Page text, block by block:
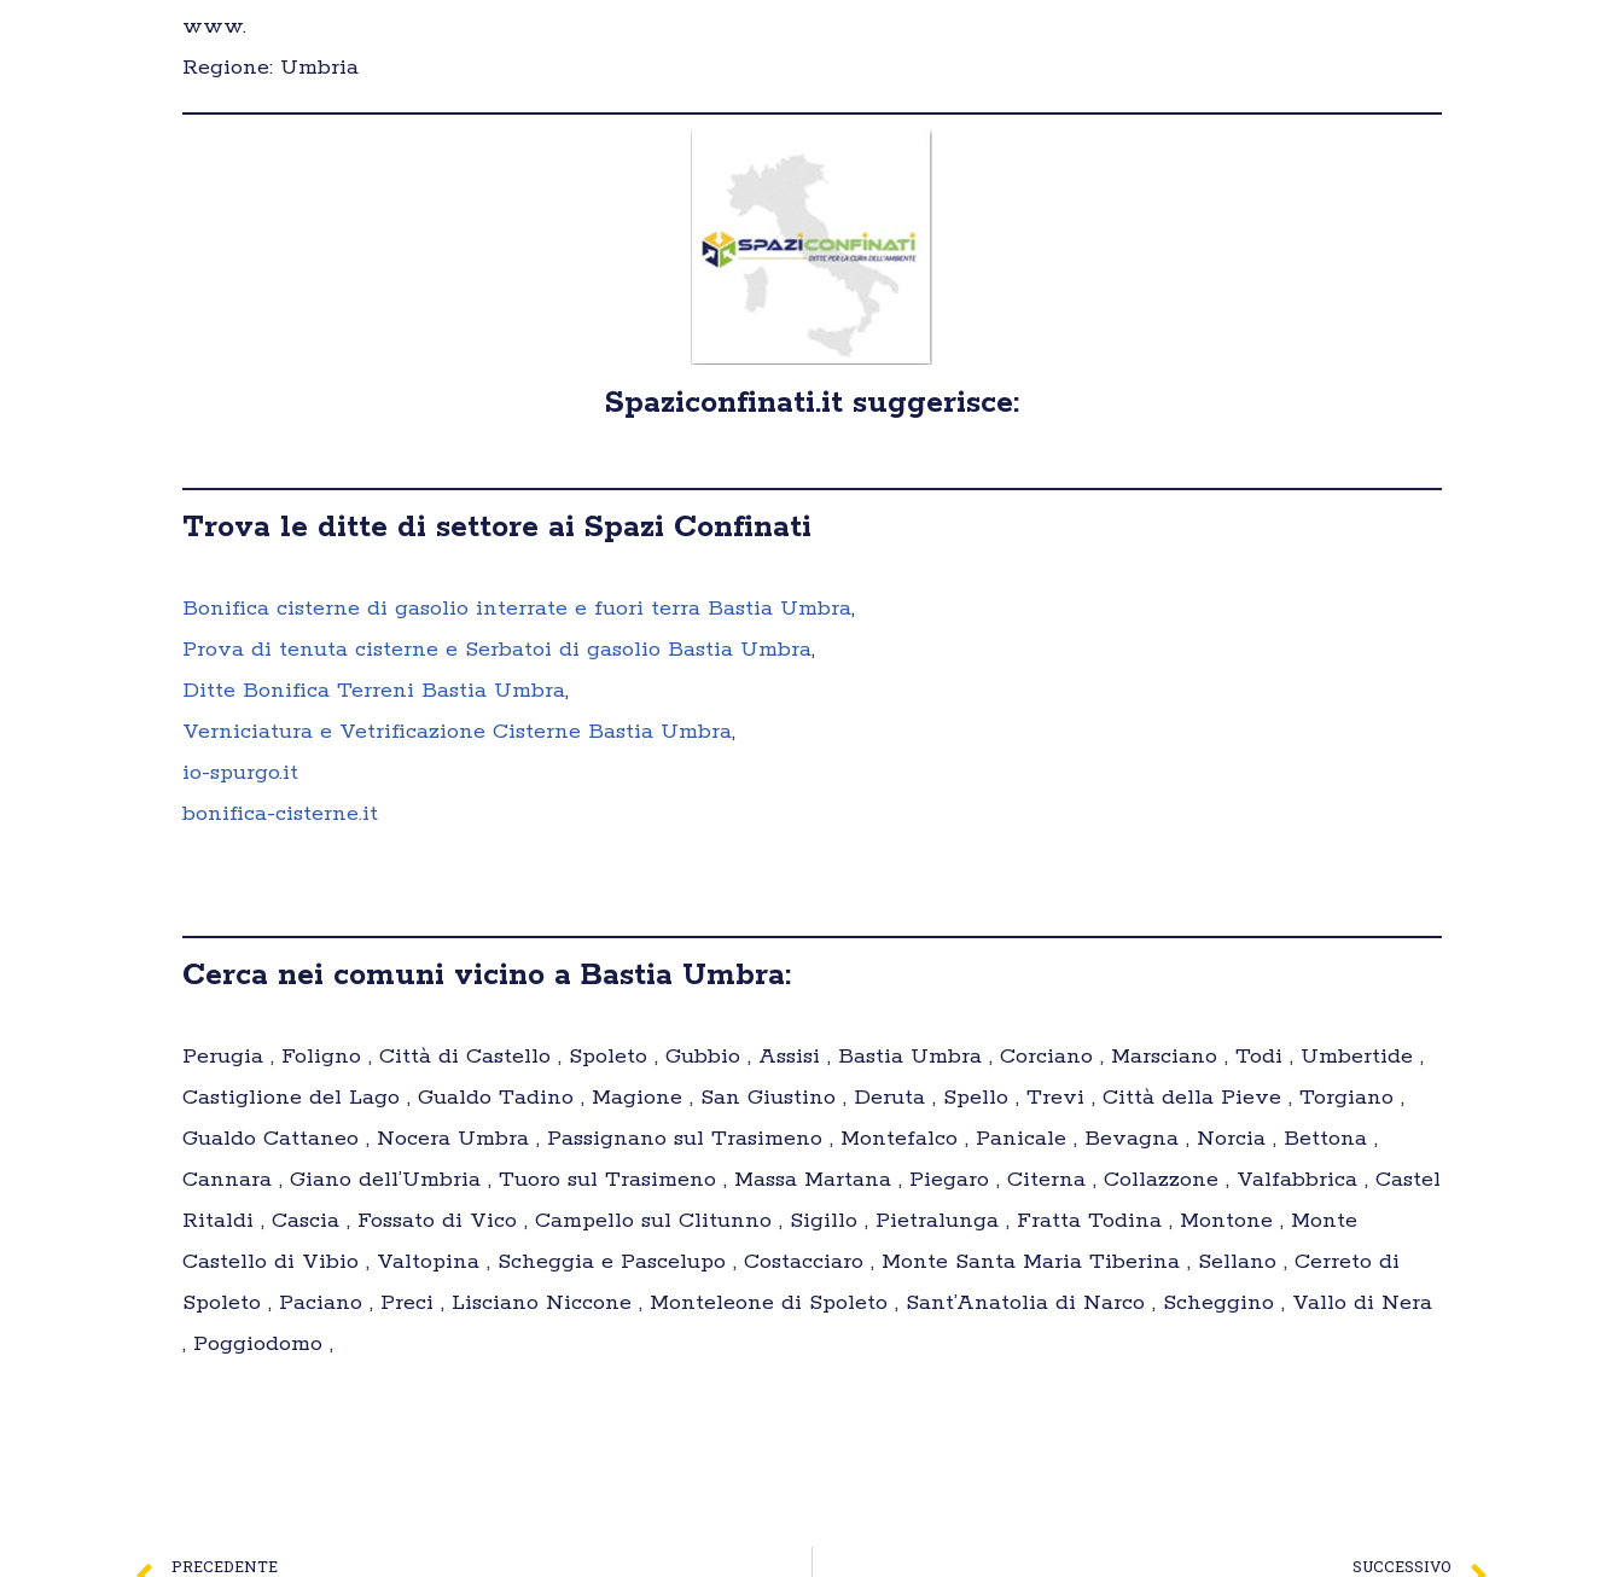
www.
Regione: Umbria
Spaziconfinati.it suggerisce:
Trova le ditte di settore ai Spazi Confinati
Bonifica cisterne di gasolio interrate e fuori terra Bastia Umbra,
Prova di tenuta cisterne e Serbatoi di gasolio Bastia Umbra,
Ditte Bonifica Terreni Bastia Umbra,
Verniciatura e Vetrificazione Cisterne Bastia Umbra,
io-spurgo.it
bonifica-cisterne.it
Cerca nei comuni vicino a Bastia Umbra:
Perugia , Foligno , Città di Castello , Spoleto , Gubbio , Assisi , Bastia Umbra , Corciano , Marsciano , Todi , Umbertide ,
Castiglione del Lago , Gualdo Tadino , Magione , San Giustino , Deruta , Spello , Trevi , Città della Pieve , Torgiano ,
Gualdo Cattaneo , Nocera Umbra , Passignano sul Trasimeno , Montefalco , Panicale , Bevagna , Norcia , Bettona ,
Cannara , Giano dell’Umbria , Tuoro sul Trasimeno , Massa Martana , Piegaro , Citerna , Collazzone , Valfabbrica , Castel
Ritaldi , Cascia , Fossato di Vico , Campello sul Clitunno , Sigillo , Pietralunga , Fratta Todina , Montone , Monte
Castello di Vibio , Valtopina , Scheggia e Pascelupo , Costacciaro , Monte Santa Maria Tiberina , Sellano , Cerreto di
Spoleto , Paciano , Preci , Lisciano Niccone , Monteleone di Spoleto , Sant’Anatolia di Narco , Scheggino , Vallo di Nera
, Poggiodomo ,
PRECEDENTE SUCCESSIVO